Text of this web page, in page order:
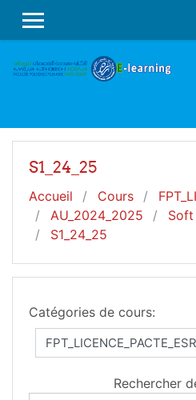
PANNEAU LATÉRAL
S1_24_25
Accueil Cours
AU_2024_2025
S1_24_25
Catégories de cours:
Rechercher